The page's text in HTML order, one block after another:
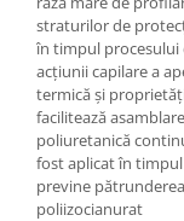
straturilor de
în timpul
acțiunii capilare a
termică și
facilitează
poliuretanică
fost aplicat în
previne
poliizocianurat